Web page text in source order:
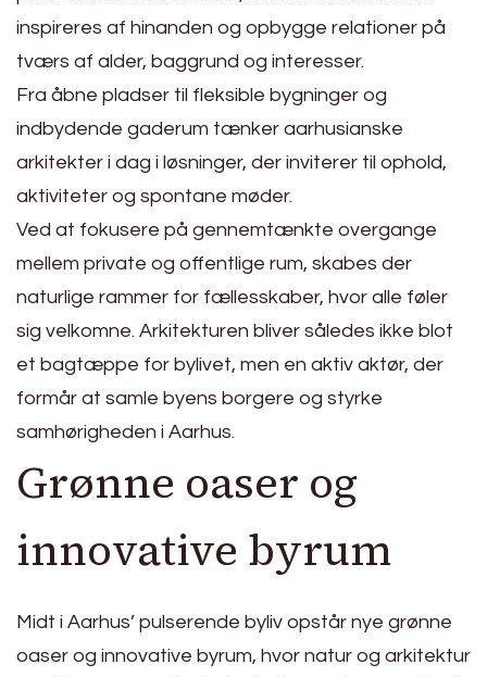
inspireres af hinanden og opbygge relationer på
tværs af alder, baggrund og interesser.
Fra åbne pladser til fleksible bygninger og
indbydende gaderum tænker aarhusianske
arkitekter i dag i løsninger, der inviterer til ophold,
aktiviteter og spontane møder.
Ved at fokusere på gennemtænkte overgange
mellem private og offentlige rum, skabes der
naturlige rammer for fællesskaber, hvor alle føler
sig velkomne. Arkitekturen bliver således ikke blot
et bagtæppe for bylivet, men en aktiv aktør, der
formår at samle byens borgere og styrke
samhørigheden i Aarhus.
Grønne oaser og
innovative byrum
Midt i Aarhus’ pulserende byliv opstår nye grønne
oaser og innovative byrum, hvor natur og arkitektur